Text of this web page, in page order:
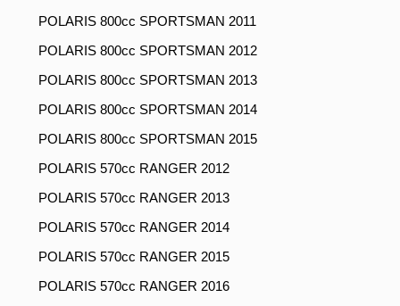
POLARIS 800cc SPORTSMAN 2011
POLARIS 800cc SPORTSMAN 2012
POLARIS 800cc SPORTSMAN 2013
POLARIS 800cc SPORTSMAN 2014
POLARIS 800cc SPORTSMAN 2015
POLARIS 570cc RANGER 2012
POLARIS 570cc RANGER 2013
POLARIS 570cc RANGER 2014
POLARIS 570cc RANGER 2015
POLARIS 570cc RANGER 2016